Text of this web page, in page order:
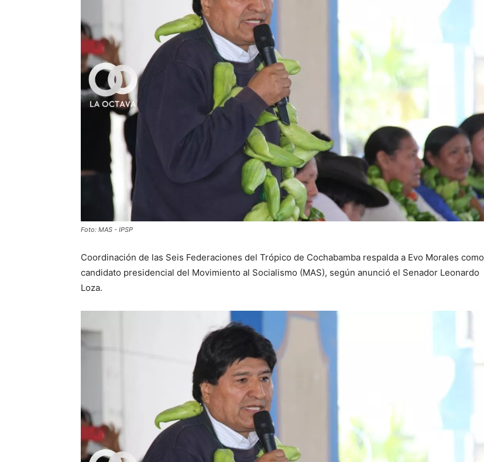
Foto: MAS - IPSP
Coordinación de las Seis Federaciones del Trópico de Cochabamba respalda a Evo Morales como
candidato presidencial del Movimiento al Socialismo (MAS), según anunció el Senador Leonardo
Loza.